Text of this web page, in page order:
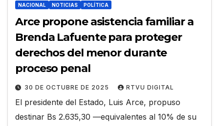
NACIONAL NOTICIAS POLÍTICA
Arce propone asistencia familiar a
Brenda Lafuente para proteger
derechos del menor durante
proceso penal
30 DE OCTUBRE DE 2025 RTVU DIGITAL
El presidente del Estado, Luis Arce, propuso
destinar Bs 2.635,30 —equivalentes al 10% de su